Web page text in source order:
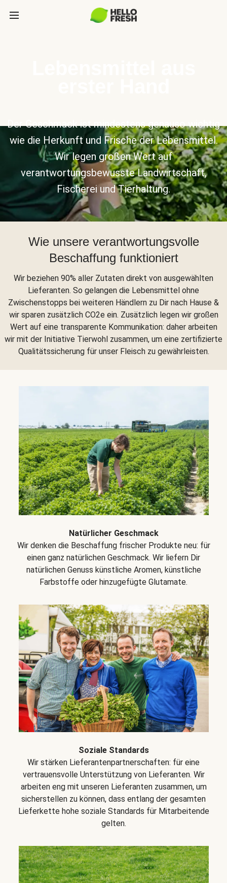
Der Geschmack ist mindestens genauso wichtig
wie die Herkunft und Frische der Lebensmittel.
Wir legen großen Wert auf
verantwortungsbewusste Landwirtschaft,
Fischerei und Tierhaltung.
Wie unsere verantwortungsvolle
Beschaffung funktioniert
Wir beziehen 90% aller Zutaten direkt von ausgewählten
Lieferanten. So gelangen die Lebensmittel ohne
Zwischenstopps bei weiteren Händlern zu Dir nach Hause &
wir sparen zusätzlich CO2e ein. Zusätzlich legen wir großen
Wert auf eine transparente Kommunikation: daher arbeiten
wir mit der Initiative Tierwohl zusammen, um eine zertifizierte
Qualitätssicherung für unser Fleisch zu gewährleisten.
Natürlicher Geschmack
Wir denken die Beschaffung frischer Produkte neu: für
einen ganz natürlichen Geschmack. Wir liefern Dir
natürlichen Genuss künstliche Aromen, künstliche
Farbstoffe oder hinzugefügte Glutamate.
Soziale Standards
Wir stärken Lieferantenpartnerschaften: für eine
vertrauensvolle Unterstützung von Lieferanten. Wir
arbeiten eng mit unseren Lieferanten zusammen, um
sicherstellen zu können, dass entlang der gesamten
Lieferkette hohe soziale Standards für Mitarbeitende
gelten.